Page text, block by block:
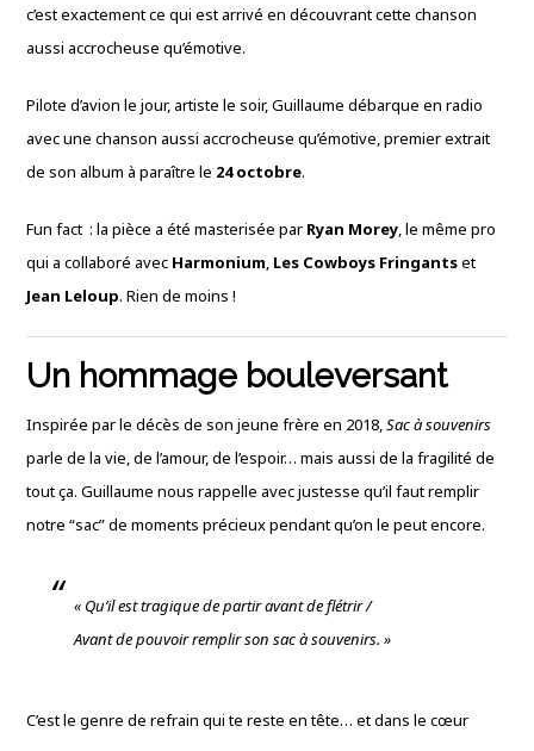
c’est exactement ce qui est arrivé en découvrant cette chanson
aussi accrocheuse qu’émotive.
Pilote d’avion le jour, artiste le soir, Guillaume débarque en radio
avec une chanson aussi accrocheuse qu’émotive, premier extrait
de son album à paraître le 24 octobre.
Fun fact : la pièce a été masterisée par Ryan Morey, le même pro
qui a collaboré avec Harmonium, Les Cowboys Fringantset
Jean Leloup. Rien de moins !
Un hommage bouleversant
Inspirée par le décès de son jeune frère en 2018,Sac à souvenirs
parle de la vie, de l’amour, de l’espoir… mais aussi de la fragilité de
tout ça. Guillaume nous rappelle avec justesse qu’il faut remplir
notre “sac” de moments précieux pendant qu’on le peut encore.
« Qu’il est tragique de partir avant de flétrir /
Avant de pouvoir remplir son sac à souvenirs. »
C’est le genre de refrain qui te reste en tête… et dans le cœur